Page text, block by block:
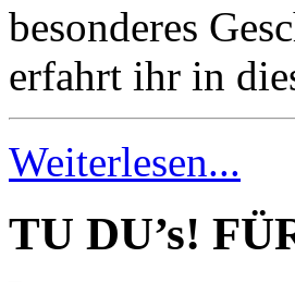
besonderes
erfahrt ihr in
Weiterlesen...
TU DU’s!